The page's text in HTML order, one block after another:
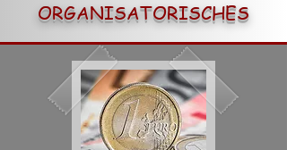
ORGANISATORISCHES